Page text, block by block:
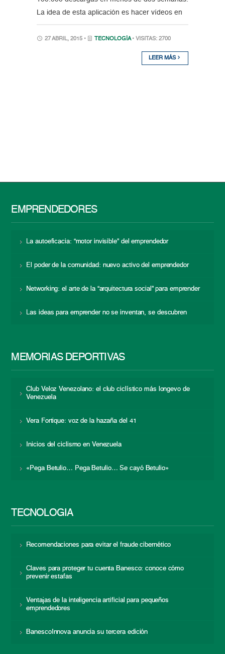
La idea de esta aplicación es hacer vídeos en
27 ABRIL, 2015 • TECNOLOGÍA • VISITAS: 2700
LEER MÁS
EMPRENDEDORES
La autoeficacia: “motor invisible” del emprendedor
El poder de la comunidad: nuevo activo del emprendedor
Networking: el arte de la “arquitectura social” para emprender
Las ideas para emprender no se inventan, se descubren
MEMORIAS DEPORTIVAS
Club Veloz Venezolano: el club ciclístico más longevo de
Venezuela
Vera Fortique: voz de la hazaña del 41
Inicios del ciclismo en Venezuela
«Pega Betulio… Pega Betulio… Se cayó Betulio»
TECNOLOGÍA
Recomendaciones para evitar el fraude cibernético
Claves para proteger tu cuenta Banesco: conoce cómo
prevenir estafas
Ventajas de la inteligencia artificial para pequeños
emprendedores
BanescoInnova anuncia su tercera edición